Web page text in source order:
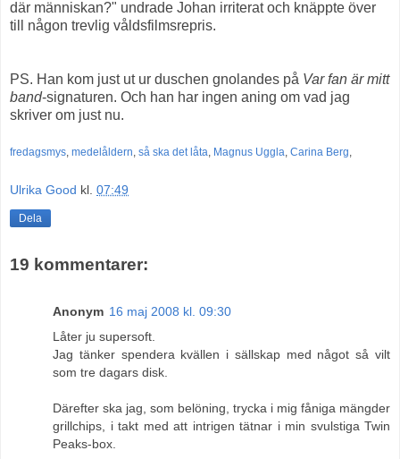
där människan?" undrade Johan irriterat och knäppte över
till någon trevlig våldsfilmsrepris.
PS. Han kom just ut ur duschen gnolandes på Var fan är mitt
band-signaturen. Och han har ingen aning om vad jag
skriver om just nu.
fredagsmys, medelåldern, så ska det låta, Magnus Uggla, Carina Berg,
Ulrika Good kl. 07:49
Dela
19 kommentarer:
Anonym 16 maj 2008 kl. 09:30
Låter ju supersoft.
Jag tänker spendera kvällen i sällskap med något så vilt
som tre dagars disk.
Därefter ska jag, som belöning, trycka i mig fåniga mängder
grillchips, i takt med att intrigen tätnar i min svulstiga Twin
Peaks-box.